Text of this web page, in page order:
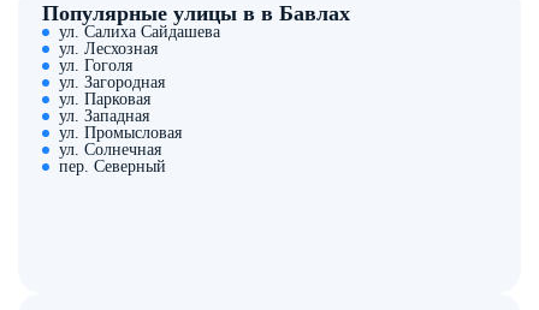
Популярные улицы в в Бавлах
ул. Салиха Сайдашева
ул. Лесхозная
ул. Гоголя
ул. Загородная
ул. Парковая
ул. Западная
ул. Промысловая
ул. Солнечная
пер. Северный